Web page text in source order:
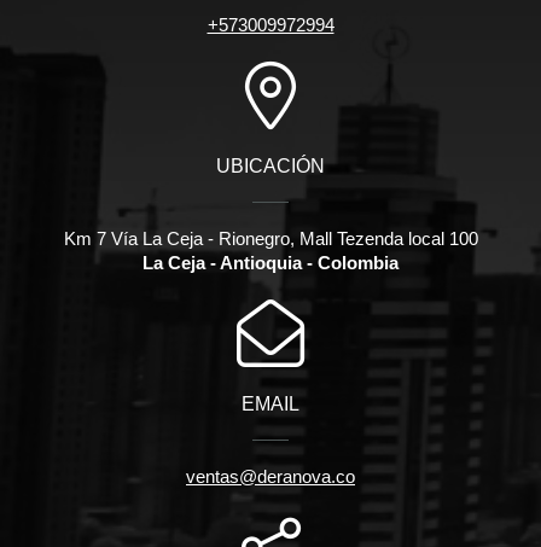
+573009972994
UBICACIÓN
Km 7 Vía La Ceja - Rionegro, Mall Tezenda local 100
La Ceja - Antioquia - Colombia
EMAIL
ventas@deranova.co